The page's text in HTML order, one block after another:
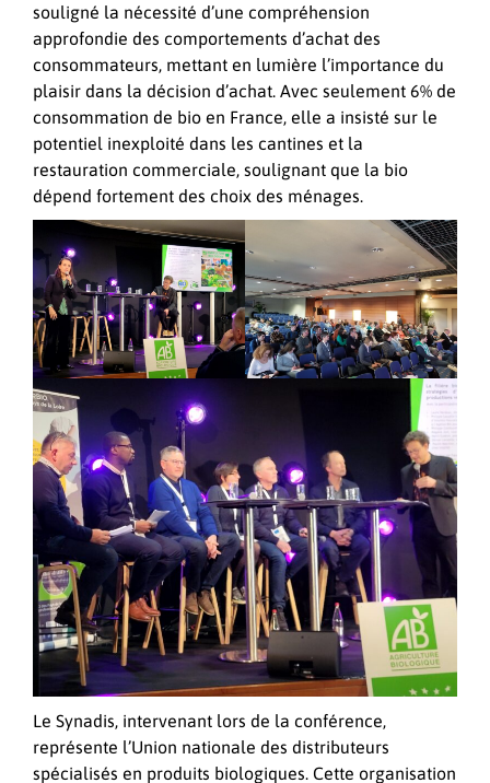
souligné la nécessité d’une compréhension
approfondie des comportements d’achat des
consommateurs, mettant en lumière l’importance du
plaisir dans la décision d’achat. Avec seulement 6% de
consommation de bio en France, elle a insisté sur le
potentiel inexploité dans les cantines et la
restauration commerciale, soulignant que la bio
dépend fortement des choix des ménages.
Le Synadis, intervenant lors de la conférence,
représente l’Union nationale des distributeurs
spécialisés en produits biologiques. Cette organisation